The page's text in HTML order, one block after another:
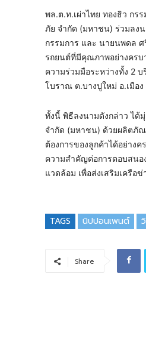
พล.ต.ท.เผ่าไทย ทองธิว กร
ภัย จำกัด (มหาชน) ร่วมลง
กรรมการ และ นายนพดล ศ
รถยนต์ที่มีคุณภาพอย่างครบ
ความร่วมมือระหว่างทั้ง 2
โบราณ ต.บางปูใหม่ อ.เมือ
ทั้งนี้ พิธีลงนามดังกล่าว ได้
จำกัด (มหาชน) ด้วยผลิตภั
ต้องการของลูกค้าได้อย่าง
ความสำคัญต่อการตอบสนอ
แวดล้อม เพื่อส่งเสริมเครื
TAGS นิปปอนเพนต์
Share